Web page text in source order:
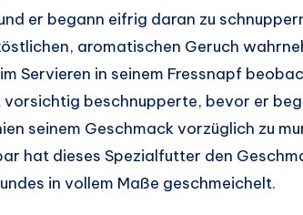
er begann eifrig daran zu
aromatischen Geruch
Servieren in seinem Fressnapf
vorsichtig beschnupperte, bevor er
seinem Geschmack vorzüglich zu
hat dieses Spezialfutter den
in vollem Maße geschmeichelt.